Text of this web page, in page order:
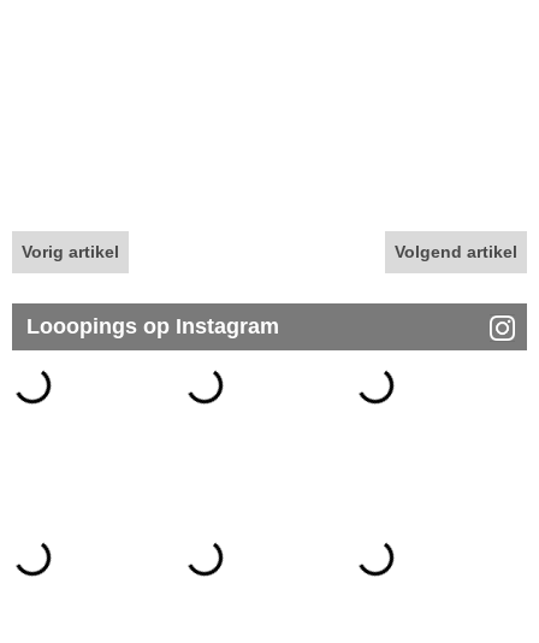
Vorig artikel Volgend artikel
Looopings op Instagram